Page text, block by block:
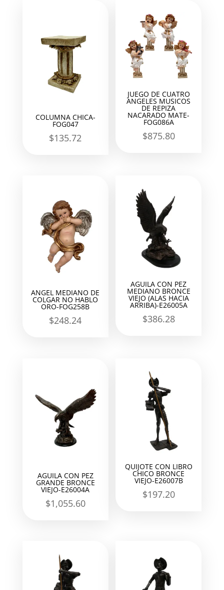
COLUMNA CHICA-
FOG047
$135.72
JUEGO DE CUATRO
ANGELES MUSICOS
DE REPIZA
NACARADO MATE-
FOG086A
$875.80
ANGEL MEDIANO DE
COLGAR NO HABLO
ORO-FOG258B
$248.24
AGUILA CON PEZ
MEDIANO BRONCE
VIEJO (ALAS HACIA
ARRIBA)-E26005A
$386.28
AGUILA CON PEZ
GRANDE BRONCE
VIEJO-E26004A
$1,055.60
QUIJOTE CON LIBRO
CHICO BRONCE
VIEJO-E26007B
$197.20